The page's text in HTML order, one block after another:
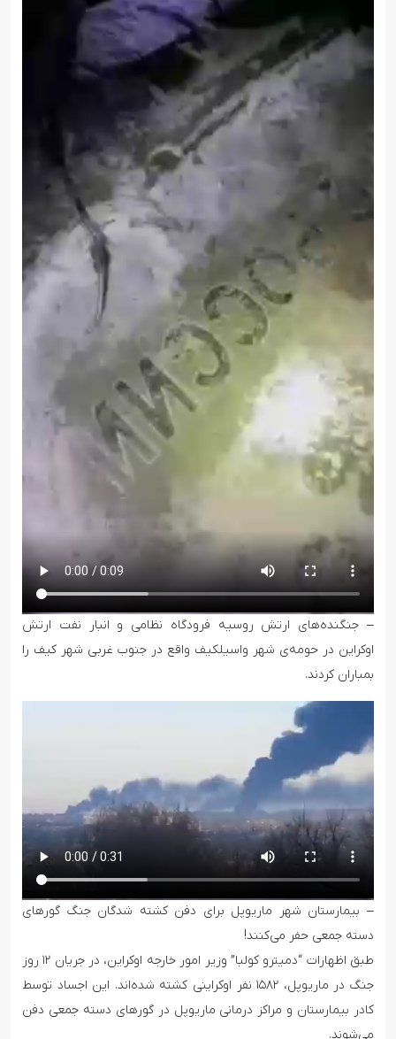
– جنگنده‌های ارتش روسیه فرودگاه نظامی و انبار نفت ارتش
اوکراین در حومه‌ی شهر واسیلکیف واقع در جنوب غربی شهر کیف را
بمباران کردند.
– بیمارستان شهر ماریوپل برای دفن کشته شدگان جنگ گورهای
دسته جمعی حفر می‌کنند!
طبق اظهارات “دمیترو کولبا” وزیر امور خارجه اوکراین، در جریان ۱۲ روز
جنگ در ماریوپل، ۱۵۸۲ نفر اوکراینی کشته شده‌اند. این اجساد توسط
کادر بیمارستان و مراکز درمانی ماریوپل در گورهای دسته جمعی دفن
می‌شوند.